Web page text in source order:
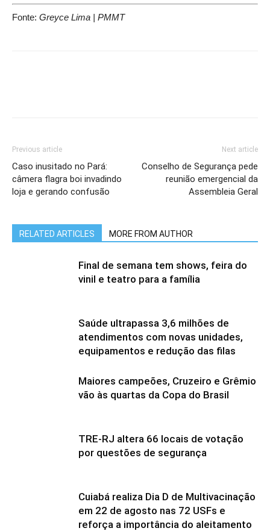
Fonte: Greyce Lima | PMMT
Previous article
Caso inusitado no Pará:
câmera flagra boi invadindo
loja e gerando confusão
Next article
Conselho de Segurança pede
reunião emergencial da
Assembleia Geral
RELATED ARTICLES MORE FROM AUTHOR
Final de semana tem shows, feira do
vinil e teatro para a família
Saúde ultrapassa 3,6 milhões de
atendimentos com novas unidades,
equipamentos e redução das filas
Maiores campeões, Cruzeiro e Grêmio
vão às quartas da Copa do Brasil
TRE-RJ altera 66 locais de votação
por questões de segurança
Cuiabá realiza Dia D de Multivacinação
em 22 de agosto nas 72 USFs e
reforça a importância do aleitamento